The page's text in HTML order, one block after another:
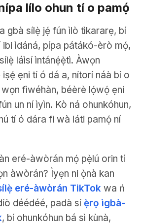
lílo ohun tí o pamọ́
gbà sílẹ̀ jẹ́ fún ìlò tìkararẹ, bí
ibi ìdáná, pípa pátákó-èrò mọ́,
láìsí ìntánẹ́ẹ̀tì. Àwọn
ẹni tí ó dá a, nítorí náà bí o
fìwéhàn, béèrè lọ́wọ́ ẹni
un ní ìyìn. Kò ná ohunkóhun,
tí ó dára fi wà láti pamọ́ ní
eré-àwòrán mọ́ pẹ̀lú orin tí
àwòrán? Ìyẹn ni ọ̀nà kan
eré-àwòrán TikTok wa ń
déédéé, padà sí ẹ̀rọ ìgbà-
, bí ohunkóhun bá sì kùnà,